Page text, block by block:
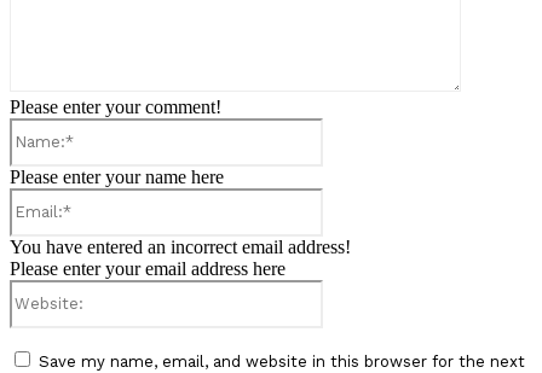
Please enter your comment!
Please enter your name here
You have entered an incorrect email address!
Please enter your email address here
Save my name, email, and website in this browser for the next